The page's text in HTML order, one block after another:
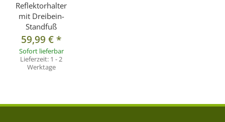
Reflektorhalter
mit Dreibein-
Standfuß
59,99 €*
Sofort lieferbar
Lieferzeit: 1 - 2
Werktage